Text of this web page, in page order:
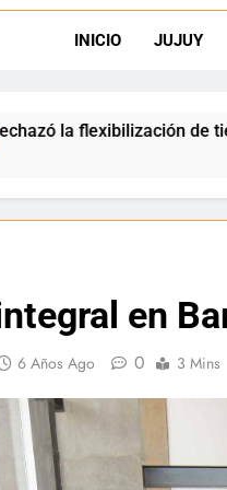
INICIO JUJUY
tierras en zonas de
en
6 Años Ago 0 3 Mins